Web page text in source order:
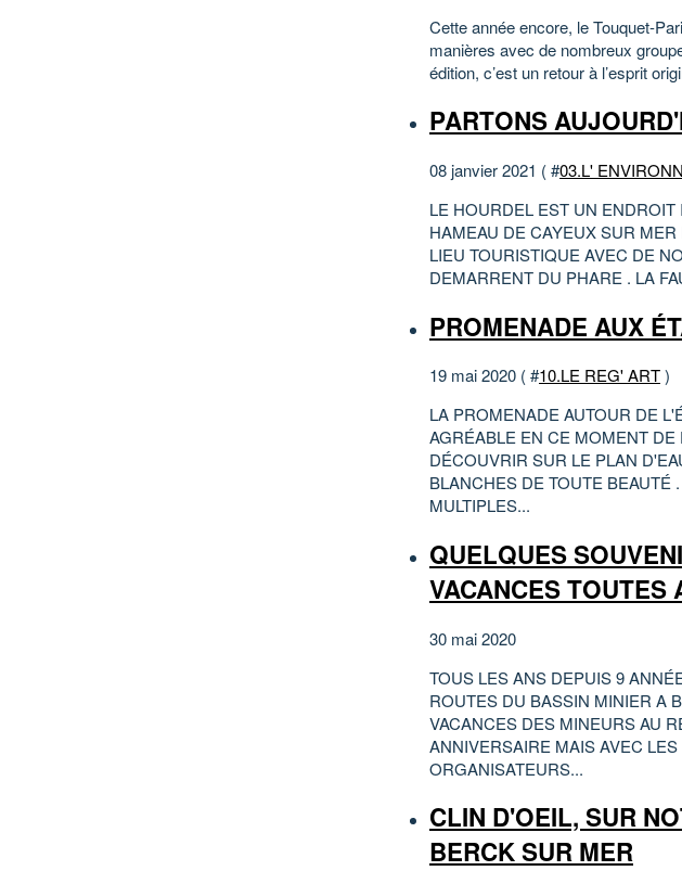
Cette année encore, le Touquet-
manières avec de nombreux
édition, c’est un retour à l’esprit
PARTONS
08 janvier 2021 ( #03.L'
LE HOURDEL EST UN
HAMEAU DE CAYEUX SUR
LIEU TOURISTIQUE AVEC DE
DEMARRENT DU PHARE . LA
PROMENADE AUX
19 mai 2020 ( #10.LE REG' ART)
LA PROMENADE AUTOUR DE
AGRÉABLE EN CE MOMENT
DÉCOUVRIR SUR LE PLAN
BLANCHES DE TOUTE BEAUTÉ
MULTIPLES...
QUELQUES
VACANCES TOUTES
30 mai 2020
TOUS LES ANS DEPUIS 9
ROUTES DU BASSIN MINIER A
VACANCES DES MINEURS AU
ANNIVERSAIRE MAIS AVEC
ORGANISATEURS...
CLIN D'OEIL, SUR
BERCK SUR MER